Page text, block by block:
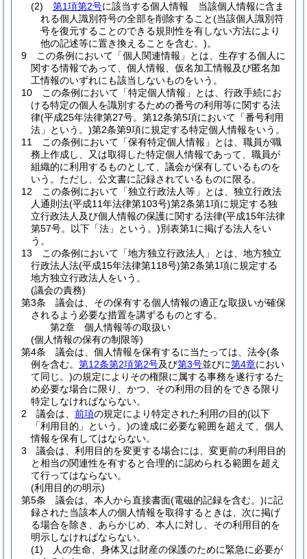
(2)
第1項第2号に該当する個人情報 当該個人情報に含ま
れる個人識別符号の全部を削除すること(当該個人識別符
号を復元することのできる規則性を有しない方法により
他の記述等に置き換えることを含む。)。
9
この条例において「個人関連情報」とは、生存する個人に
関する情報であって、個人情報、仮名加工情報及び匿名加
工情報のいずれにも該当しないものをいう。
10
この条例において「特定個人情報」とは、行政手続にお
ける特定の個人を識別するための番号の利用等に関する法
律(平成25年法律第27号。第12条第5項において「番号利用
法」という。)第2条第9項に規定する特定個人情報をいう。
11
この条例において「保有特定個人情報」とは、職員が職
務上作成し、又は取得した特定個人情報であって、職員が
組織的に利用するものとして、議会が保有しているものを
いう。 ただし、公文書に記録されているものに限る。
12
この条例において「独立行政法人等」とは、独立行政法
人通則法(平成11年法律第103号)第2条第1項に規定する独
立行政法人及び個人情報の保護に関する法律(平成15年法律
第57号。以下「法」という。)別表第1に掲げる法人をい
う。
13
この条例において「地方独立行政法人」とは、地方独立
行政法人法(平成15年法律第118号)第2条第1項に規定する
地方独立行政法人をいう。
(議会の責務)
第3条
議会は、その保有する個人情報の適正な取扱いが確保
されるよう必要な措置を講ずるものとする。
第2章
個人情報等の取扱い
(個人情報の保有の制限等)
第4条
議会は、個人情報を保有するに当たっては、法令(条
例を含む。 第12条第2項第2号及び第3号並びに第4章におい
て同じ。)の規定によりその権限に属する事務を遂行するた
め必要な場合に限り、かつ、その利用の目的をできる限り
特定しなければならない。
2
議会は、 前項の規定により特定された利用の目的(以下
「利用目的」という。)の達成に必要な範囲を超えて、個人
情報を保有してはならない。
3
議会は、利用目的を変更する場合には、変更前の利用目的
と相当の関連性を有すると合理的に認められる範囲を超え
て行ってはならない。
(利用目的の明示)
第5条
議会は、本人から直接書面(電磁的記録を含む。)に記
録された当該本人の個人情報を取得するときは、次に掲げ
る場合を除き、あらかじめ、本人に対し、その利用目的を
明示しなければならない。
(1)
人の生命、身体又は財産の保護のために緊急に必要が